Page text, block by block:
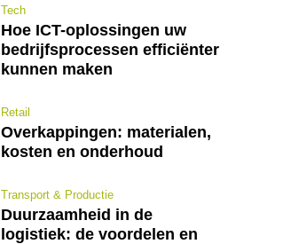
Tech
Hoe ICT-oplossingen uw
bedrijfsprocessen efficiënter
kunnen maken
Retail
Overkappingen: materialen,
kosten en onderhoud
Transport & Productie
Duurzaamheid in de
logistiek: de voordelen en